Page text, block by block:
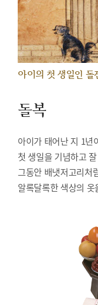
아이의 첫 생일인 돌
돌복
아이가 태어난 지 1년
첫 생일을 기념하고
그동안 배냇저고리처
알록달록한 색상의 옷